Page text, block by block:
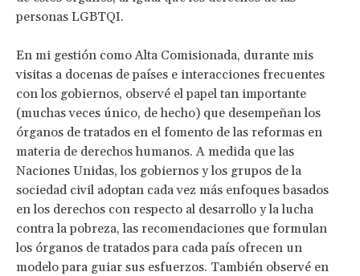
personas LGBTQI.
En mi gestión como Alta Comisionada, durante mis
visitas a docenas de países e interacciones frecuentes
con los gobiernos, observé el papel tan importante
(muchas veces único, de hecho) que desempeñan los
órganos de tratados en el fomento de las reformas en
materia de derechos humanos. A medida que las
Naciones Unidas, los gobiernos y los grupos de la
sociedad civil adoptan cada vez más enfoques basados
en los derechos con respecto al desarrollo y la lucha
contra la pobreza, las recomendaciones que formulan
los órganos de tratados para cada país ofrecen un
modelo para guiar sus esfuerzos. También observé en